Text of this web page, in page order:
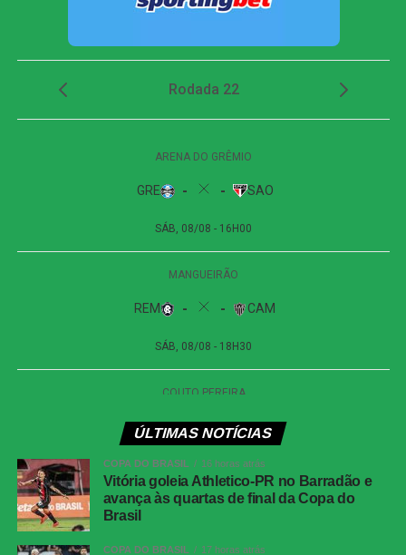
Twitter
Messenger
LinkedIn
ÚLTIMAS NOTÍCIAS
COPA DO BRASIL 16 horas atrás
Vitória goleia Athletico-PR no Barradão e
avança às quartas de final da Copa do
Brasil
COPA DO BRASIL 17 horas atrás